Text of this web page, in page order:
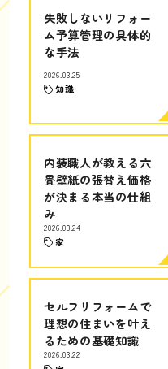
失敗しないリフォー
ム予算管理の具体的
な手法
2026.03.25
知識
内装職人が教える六
畳壁紙の張替え価格
が決まる本当の仕組
み
2026.03.24
家
セルフリフォームで
理想の住まいを叶え
るための基礎知識
2026.03.22